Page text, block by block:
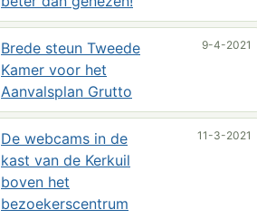
Brede steun Tweede
Kamer voor het
Aanvalsplan Grutto
9-4-2021
De webcams in de
kast van de Kerkuil
boven het
bezoekerscentrum
11-3-2021